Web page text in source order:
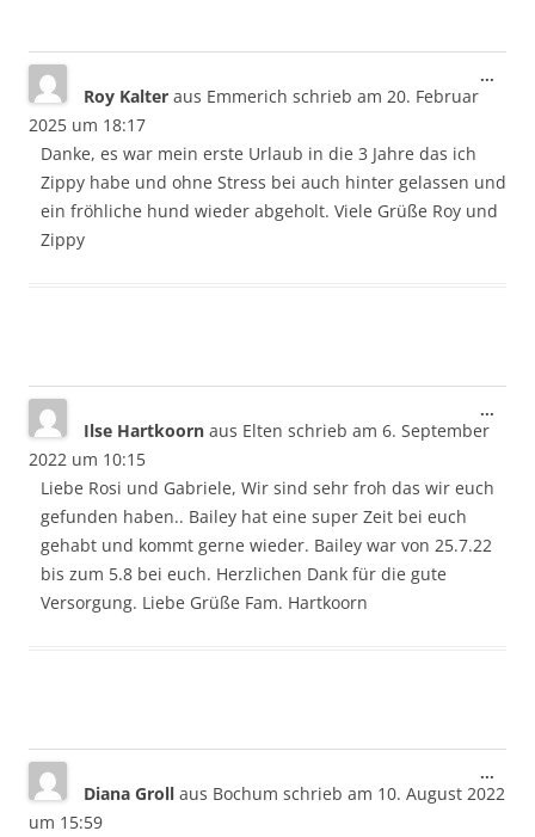
Roy Kalter aus Emmerich schrieb am 20. Februar
2025 um 18:17
Danke, es war mein erste Urlaub in die 3 Jahre das ich
Zippy habe und ohne Stress bei auch hinter gelassen und
ein fröhliche hund wieder abgeholt. Viele Grüße Roy und
Zippy
...
Ilse Hartkoorn aus Elten schrieb am 6. September
2022 um 10:15
Liebe Rosi und Gabriele, Wir sind sehr froh das wir euch
gefunden haben.. Bailey hat eine super Zeit bei euch
gehabt und kommt gerne wieder. Bailey war von 25.7.22
bis zum 5.8 bei euch. Herzlichen Dank für die gute
Versorgung. Liebe Grüße Fam. Hartkoorn
...
Diana Groll aus Bochum schrieb am 10. August 2022
um 15:59
...